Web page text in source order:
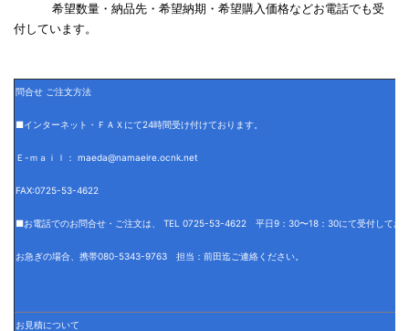
希望数量・納品先・希望納期・希望購入価格などお電話でも受
付しています。
問合せ ご注文方法
■インターネット・ＦＡＸにて24時間受け付けております。
Ｅ-ｍａｉｌ： maeda@namaeire.ocnk.net
FAX:0725-53-4622
■お電話でのお問合せ・ご注文は、 TEL 0725-53-4622 平日9：30〜18：30にて受付してお
お急ぎの場合、携帯080-5343-9763 担当：前田迄ご連絡ください。
お見積について